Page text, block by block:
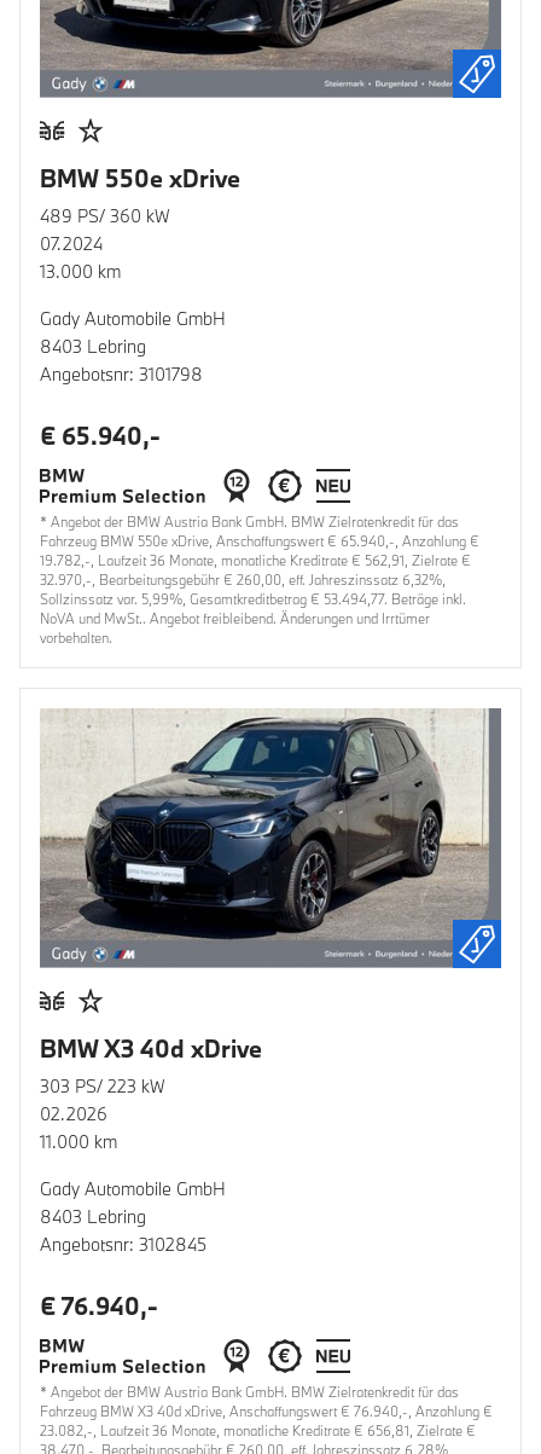
BMW 550e xDrive
489 PS/ 360 kW
07.2024
13.000 km
Gady Automobile GmbH
8403 Lebring
Angebotsnr: 3101798
€ 65.940,-
* Angebot der BMW Austria Bank GmbH. BMW Zielratenkredit für das
Fahrzeug BMW 550e xDrive, Anschaffungswert € 65.940,-, Anzahlung €
19.782,-, Laufzeit 36 Monate, monatliche Kreditrate € 562,91, Zielrate €
32.970,-, Bearbeitungsgebühr € 260,00, eff. Jahreszinssatz 6,32%,
Sollzinssatz var. 5,99%, Gesamtkreditbetrag € 53.494,77. Beträge inkl.
NoVA und MwSt.. Angebot freibleibend. Änderungen und Irrtümer
vorbehalten.
BMW X3 40d xDrive
303 PS/ 223 kW
02.2026
11.000 km
Gady Automobile GmbH
8403 Lebring
Angebotsnr: 3102845
€ 76.940,-
* Angebot der BMW Austria Bank GmbH. BMW Zielratenkredit für das
Fahrzeug BMW X3 40d xDrive, Anschaffungswert € 76.940,-, Anzahlung €
23.082,-, Laufzeit 36 Monate, monatliche Kreditrate € 656,81, Zielrate €
38.470,-, Bearbeitungsgebühr € 260,00, eff. Jahreszinssatz 6,28%,